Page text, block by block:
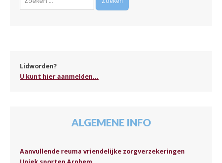
Lidworden?
U kunt hier aanmelden...
ALGEMENE INFO
Aanvullende reuma vriendelijke zorgverzekeringen